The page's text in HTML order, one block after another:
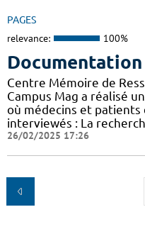
PAGES
relevance: 100%
Documentation
Centre Mémoire de
Campus Mag a réalisé
où médecins et
interviewés : La
26/02/2025 17:26